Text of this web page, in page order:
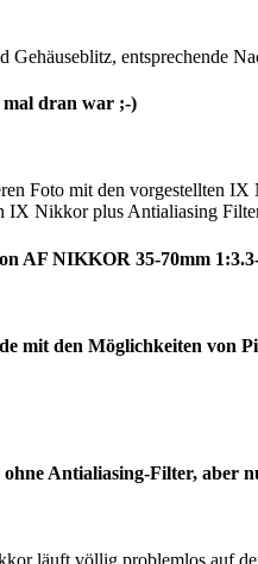
Gehäuseblitz, entsprechende
mal dran war ;-)
Foto mit den vorgestellten
IX Nikkor plus Antialiasing
AF NIKKOR 35-70mm
mit den Möglichkeiten von
ohne Antialiasing-Filter,